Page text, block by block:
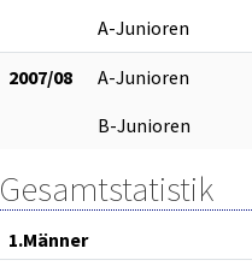
A-Junioren
2007/08 A-Junioren
B-Junioren
Gesamtstatistik
1.Männer